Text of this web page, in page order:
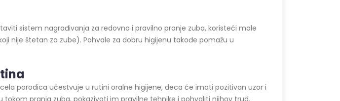
sistem nagrađivanja za redovno i pravilno pranje zuba, koristeći male
nije štetan za zube). Pohvale za dobru higijenu takođe pomažu u
porodica učestvuje u rutini oralne higijene, deca će imati pozitivan uzor i